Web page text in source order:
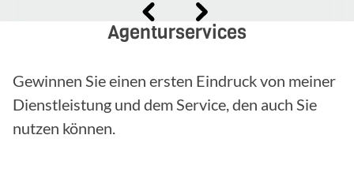
Agenturservices
Gewinnen Sie einen ersten Eindruck von meiner
Dienstleistung und dem Service, den auch Sie
nutzen können.